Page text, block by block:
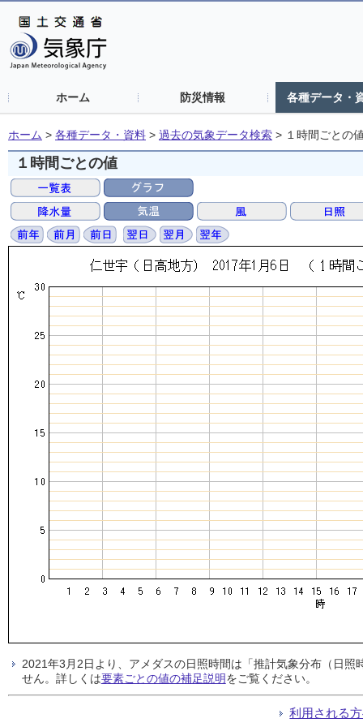
ホーム 防災情報 各種データ・
ホーム > 各種データ・資料 > 過去の気象データ検索 > １時間ごとの
１時間ごとの値
2021年3月2日より、アメダスの日照時間は「推計気象分布（日
せん。詳しくは要素ごとの値の補足説明をご覧ください。
利用される